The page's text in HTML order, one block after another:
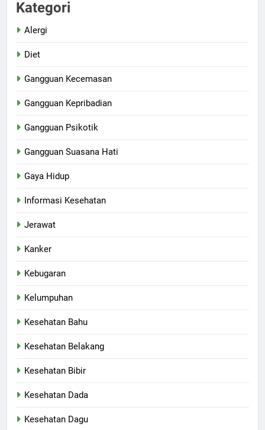
Kategori
Alergi
Diet
Gangguan Kecemasan
Gangguan Kepribadian
Gangguan Psikotik
Gangguan Suasana Hati
Gaya Hidup
Informasi Kesehatan
Jerawat
Kanker
Kebugaran
Kelumpuhan
Kesehatan Bahu
Kesehatan Belakang
Kesehatan Bibir
Kesehatan Dada
Kesehatan Dagu